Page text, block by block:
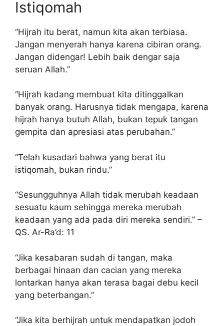
Istiqomah
“Hijrah itu berat, namun kita akan terbiasa.
Jangan menyerah hanya karena cibiran orang.
Jangan didengar! Lebih baik dengar saja
seruan Allah.”
“Hijrah kadang membuat kita ditinggalkan
banyak orang. Harusnya tidak mengapa, karena
hijrah hanya butuh Allah, bukan tepuk tangan
gempita dan apresiasi atas perubahan.”
“Telah kusadari bahwa yang berat itu
istiqomah, bukan rindu.”
“Sesungguhnya Allah tidak merubah keadaan
sesuatu kaum sehingga mereka merubah
keadaan yang ada pada diri mereka sendiri.” –
QS. Ar-Ra’d: 11
“Jika kesabaran sudah di tangan, maka
berbagai hinaan dan cacian yang mereka
lontarkan hanya akan terasa bagai debu kecil
yang beterbangan.”
“Jika kita berhijrah untuk mendapatkan jodoh